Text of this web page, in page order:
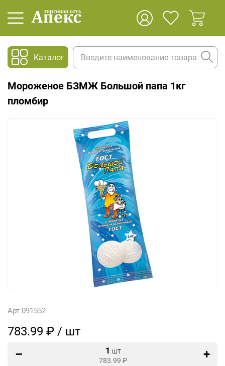
Каталог
Мороженое БЗМЖ Большой папа 1кг
пломбир
Арт 091552
783.99 ₽ / шт
1 шт
783.99 ₽